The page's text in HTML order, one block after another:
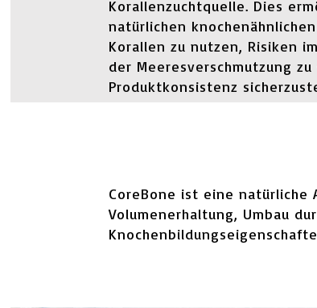
Korallenzuchtquelle. Dies
natürlichen
Korallen zu nutzen, Risiken
der Meeresverschmutzung
Produktkonsistenz
CoreBone ist eine natürliche
Volumenerhaltung, Umbau